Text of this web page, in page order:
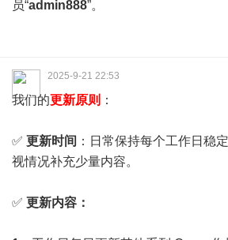
员“admin888”。
2025-9-21 22:53
我们的更新原则 ：
✅ 更新时间 ：日常保持每个工作日稳
视情况补充少量内容。
✅ 更新内容：